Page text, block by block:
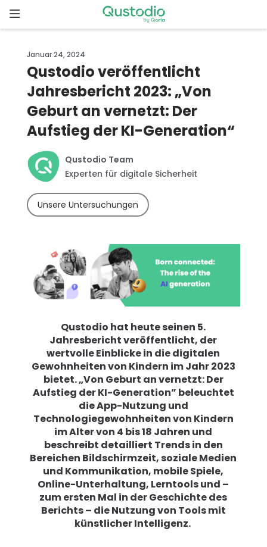
to
content
Warum
Qustodio
Funktionen
geht’s
Downloads
Familienberichte
Einloggen Registrieren
Januar 24, 2024
Qustodio veröffentlicht
Jahresbericht 2023: „Von
Geburt an vernetzt: Der
Aufstieg der KI-Generation“
Qustodio Team
Experten für digitale Sicherheit
Unsere Untersuchungen
Qustodio hat heute seinen 5.
Jahresbericht veröffentlicht, der
wertvolle Einblicke in die digitalen
Gewohnheiten von Kindern im Jahr 2023
bietet. „Von Geburt an vernetzt: Der
Aufstieg der KI-Generation” beleuchtet
die App-Nutzung und
Technologiegewohnheiten von Kindern
im Alter von 4 bis 18 Jahren und
beschreibt detailliert Trends in den
Bereichen Bildschirmzeit, soziale Medien
und Kommunikation, mobile Spiele,
Online-Unterhaltung, Lerntools und –
zum ersten Mal in der Geschichte des
Berichts – die Nutzung von Tools mit
künstlicher Intelligenz.